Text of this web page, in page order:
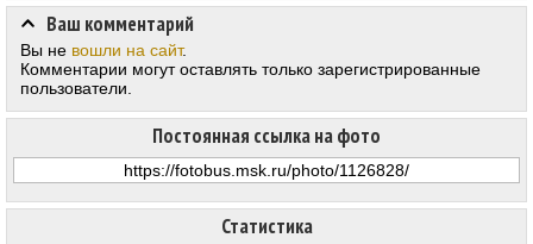
Статистика
Постоянная ссылка на фото
Ваш комментарий
Вы не вошли на сайт.
Комментарии могут оставлять только зарегистрированные
пользователи.